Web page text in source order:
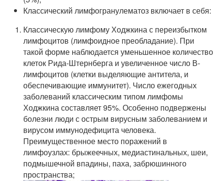
Классический лимфогранулематоз включает в себя:
Классическую лимфому Ходжкина с переизбытком
лимфоцитов (лимфоидное преобладание). При
такой форме наблюдается уменьшенное количество
клеток Рида-Штернберга и увеличенное число В-
лимфоцитов (клетки выделяющие антитела, и
обеспечивающие иммунитет). Число ежегодных
заболеваний классическим типом лимфомы
Ходжкина составляет 95%. Особенно подвержены
болезни люди с острым вирусным заболеванием и
вирусом иммунодефицита человека.
Преимущественное место поражений в
лимфоузлах: брыжеечных, медиастинальных, шеи,
подмышечной впадины, паха, забрюшинного
пространства;